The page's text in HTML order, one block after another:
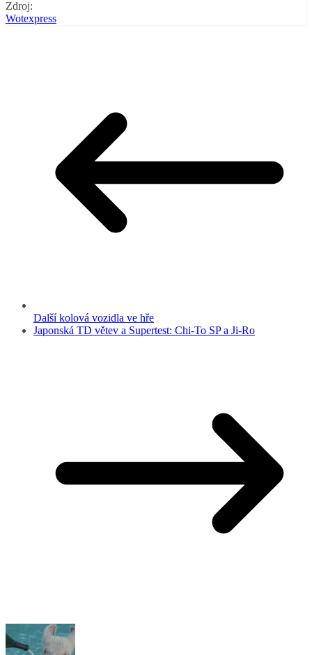
Zdroj:
Wotexpress
Další kolová vozidla ve hře
Japonská TD větev a Supertest: Chi-To SP a Ji-Ro